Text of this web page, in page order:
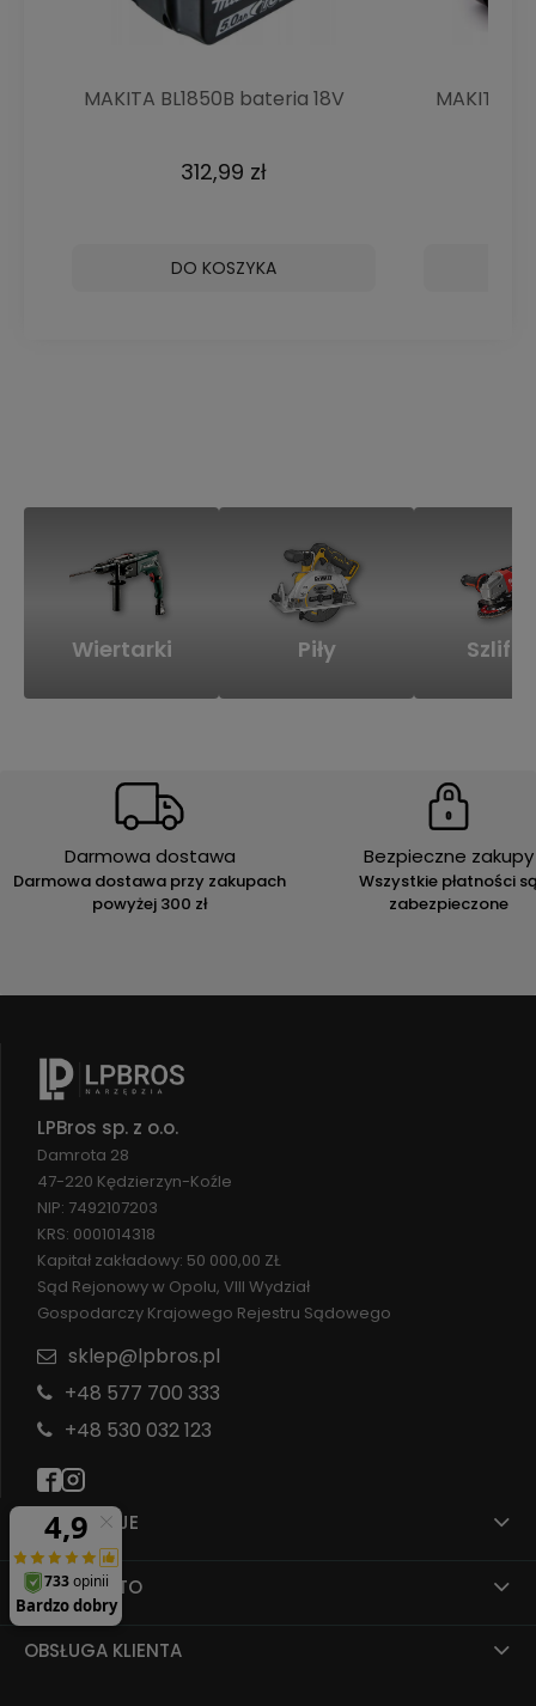
MAKITA BL1850B bateria 18V
312,99 zł
DO KOSZYKA
MAKITA
Wiertarki Piły
Darmowa dostawa
Darmowa dostawa przy zakupach
powyżej 300 zł
Bezpieczne zakupy
Wszystkie płatności
zabezpieczone
INFORMACJE
MOJE KONTO
OBSŁUGA KLIENTA
LPBros sp. z o.o.
Damrota 28
47-220 Kędzierzyn-Koźle
NIP: 7492107203
KRS: 0001014318
Kapitał zakładowy: 50 000,00 ZŁ
Sąd Rejonowy w Opolu, VIII Wydział
Gospodarczy Krajowego Rejestru Sądowego
sklep@lpbros.pl
+48 577 700 333
+48 530 032 123